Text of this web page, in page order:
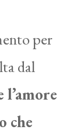
per
dal
che